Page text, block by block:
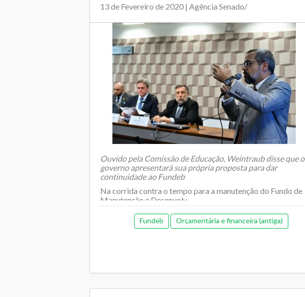
13 de Fevereiro de 2020 | Agência Senado/
Ouvido pela Comissão de Educação, Weintraub disse que o
governo apresentará sua própria proposta para dar
continuidade ao Fundeb
Na corrida contra o tempo para a manutenção do Fundo de
Manutenção e Desenvolv...
Fundeb Orçamentária e financeira (antiga)